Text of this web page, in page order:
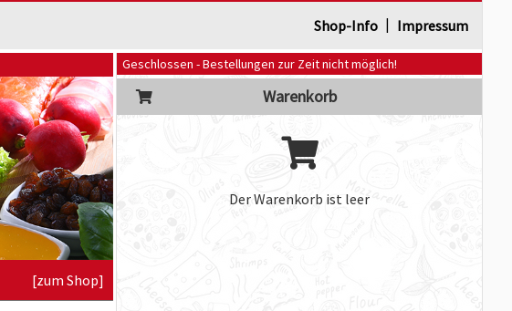
Shop-Info | Impressum
Geschlossen - Bestellungen zur Zeit nicht möglich!
Warenkorb
Der Warenkorb ist leer
[zum Shop]